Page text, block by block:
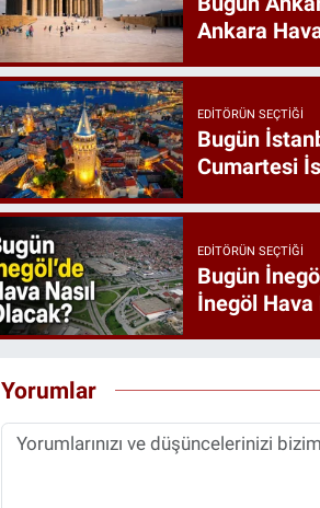
Ankara
EDITÖRÜN SEÇTIĞI
Bugün
Cumartesi
EDITÖRÜN SEÇTIĞI
Bugün
İnegöl Hava
Yorumlar